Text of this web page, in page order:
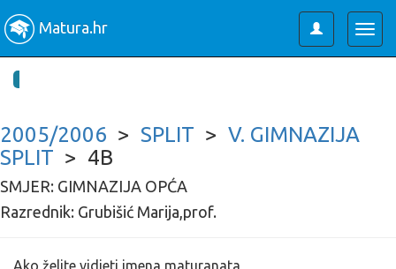
Toggle
user
Matura.hr
2005/2006 > SPLIT > V. GIMNAZIJA
SPLIT > 4B
SMJER: GIMNAZIJA OPĆA
Razrednik: Grubišić Marija,prof.
Ako želite vidjeti imena maturanata